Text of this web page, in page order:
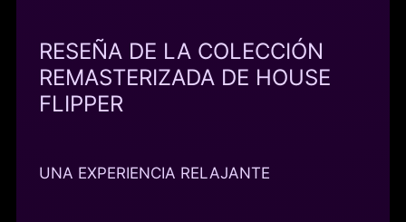
RESEÑA DE LA COLECCIÓN
REMASTERIZADA DE HOUSE
FLIPPER
UNA EXPERIENCIA RELAJANTE